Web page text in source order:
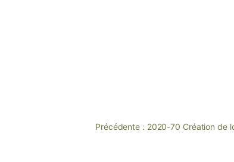
Précédente : 2020-70 Création de